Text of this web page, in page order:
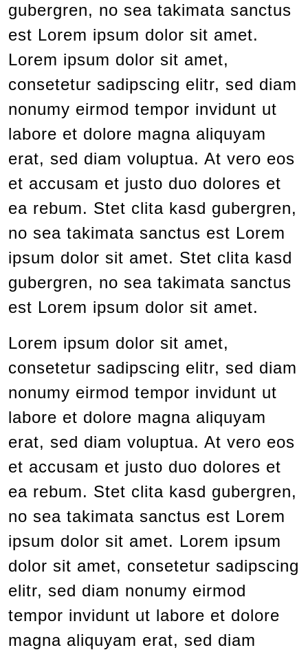
gubergren, no sea takimata sanctus
est Lorem ipsum dolor sit amet.
Lorem ipsum dolor sit amet,
consetetur sadipscing elitr, sed diam
nonumy eirmod tempor invidunt ut
labore et dolore magna aliquyam
erat, sed diam voluptua. At vero eos
et accusam et justo duo dolores et
ea rebum. Stet clita kasd gubergren,
no sea takimata sanctus est Lorem
ipsum dolor sit amet. Stet clita kasd
gubergren, no sea takimata sanctus
est Lorem ipsum dolor sit amet.
Lorem ipsum dolor sit amet,
consetetur sadipscing elitr, sed diam
nonumy eirmod tempor invidunt ut
labore et dolore magna aliquyam
erat, sed diam voluptua. At vero eos
et accusam et justo duo dolores et
ea rebum. Stet clita kasd gubergren,
no sea takimata sanctus est Lorem
ipsum dolor sit amet. Lorem ipsum
dolor sit amet, consetetur sadipscing
elitr, sed diam nonumy eirmod
tempor invidunt ut labore et dolore
magna aliquyam erat, sed diam